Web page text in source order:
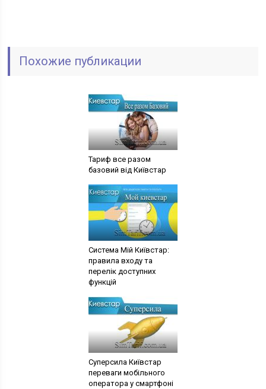
Похожие публикации
Тариф все разом
базовий від Київстар
Система Мій Київстар:
правила входу та
перелік доступних
функцій
Суперсила Київстар
переваги мобільного
оператора у смартфоні